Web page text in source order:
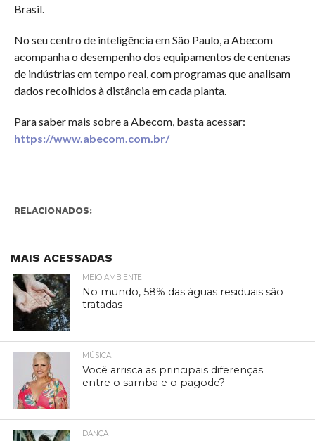
Brasil.
No seu centro de inteligência em São Paulo, a Abecom
acompanha o desempenho dos equipamentos de centenas
de indústrias em tempo real, com programas que analisam
dados recolhidos à distância em cada planta.
Para saber mais sobre a Abecom, basta acessar:
https://www.abecom.com.br/
RELACIONADOS:
MAIS ACESSADAS
MEIO AMBIENTE
No mundo, 58% das águas residuais são
tratadas
MÚSICA
Você arrisca as principais diferenças
entre o samba e o pagode?
DANÇA